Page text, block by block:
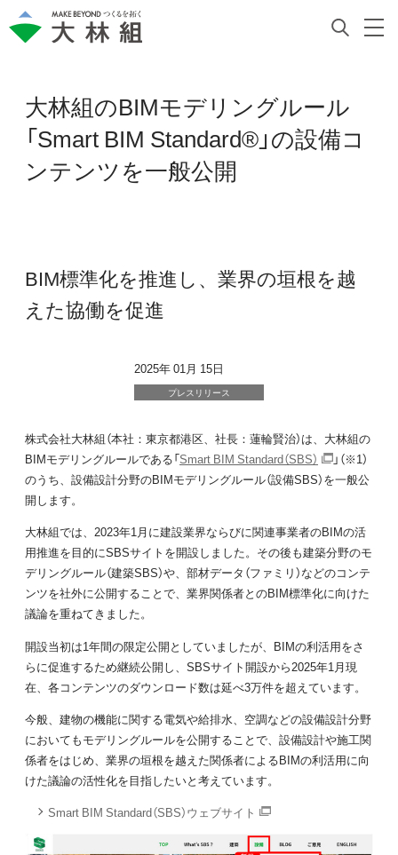
大林組のBIMモデリングルール
「Smart BIM Standard®」の設備コ
ンテンツを一般公開
BIM標準化を推進し、業界の垣根を越
えた協働を促進
2025年 01月 15日
プレスリリース
株式会社大林組（本社：東京都港区、社長：蓮輪賢治）は、大林組の
BIMモデリングルールである「Smart BIM Standard（SBS）
」（※1）
のうち、設備設計分野のBIMモデリングルール（設備SBS）を一般公
開します。
大林組では、2023年1月に建設業界ならびに関連事業者のBIMの活
用推進を目的にSBSサイトを開設しました。その後も建築分野のモ
デリングルール（建築SBS）や、部材データ（ファミリ）などのコンテ
ンツを社外に公開することで、業界関係者とのBIM標準化に向けた
議論を重ねてきました。
開設当初は1年間の限定公開としていましたが、BIMの利活用をさ
らに促進するため継続公開し、SBSサイト開設から2025年1月現
在、各コンテンツのダウンロード数は延べ3万件を超えています。
今般、建物の機能に関する電気や給排水、空調などの設備設計分野
においてもモデリングルールを公開することで、設備設計や施工関
係者をはじめ、業界の垣根を越えた関係者によるBIMの利活用に向
けた議論の活性化を目指したいと考えています。
Smart BIM Standard（SBS）ウェブサイト